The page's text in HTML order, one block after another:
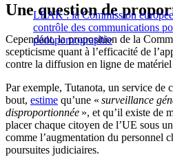
LEAK : la Commission
contrôle des communications
pédopornographie
Une question de
Cependant, la proposition de la
scepticisme quant à l’efficacité de
contre la diffusion en ligne de
Par exemple, Tutanota, un service de
bout, estime qu’une « surveillance
disproportionnée », et qu’il existe de
placer chaque citoyen de l’UE sous
comme l’augmentation du personnel
poursuites judiciaires.